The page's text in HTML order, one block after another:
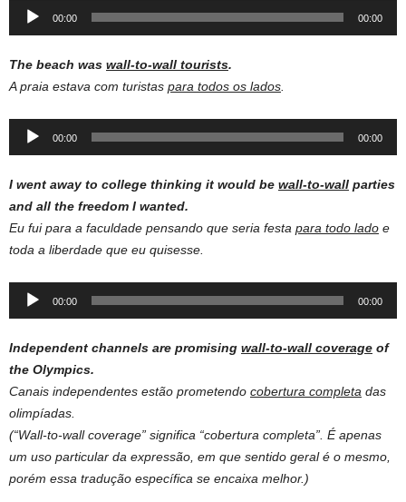
Audio
00:00 00:00
The beach was wall-to-wall tourists.
A praia estava com turistas para todos os lados
Audio
00:00 00:00
I went away to college thinking it would be wall-to-wall parties
and all the freedom I wanted.
Eu fui para a faculdade pensando que seria festa para todo lado e
toda a liberdade que eu quisesse.
Audio
00:00 00:00
Independent channels are promising wall-to-wall coverage of
the Olympics.
Canais independentes estão prometendo cobertura completa das
olimpíadas.
(“Wall-to-wall coverage” significa “cobertura completa”. É apenas
um uso particular da expressão, em que sentido geral é o mesmo,
porém essa tradução específica se encaixa melhor.)